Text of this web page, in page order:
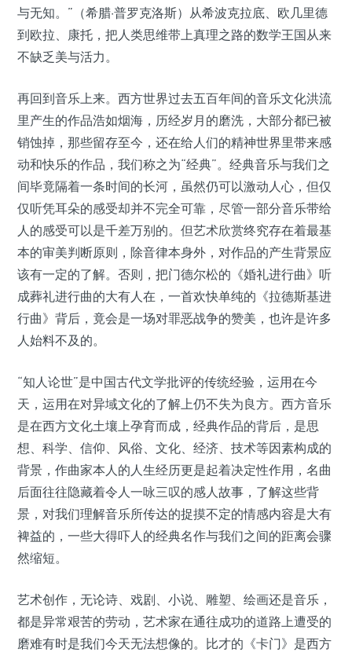
与无知。”（希腊·普罗克洛斯）从希波克拉底、欧几里德
到欧拉、康托，把人类思维带上真理之路的数学王国从来
不缺乏美与活力。
再回到音乐上来。西方世界过去五百年间的音乐文化洪流
里产生的作品浩如烟海，历经岁月的磨洗，大部分都已被
销蚀掉，那些留存至今，还在给人们的精神世界里带来感
动和快乐的作品，我们称之为“经典”。经典音乐与我们之
间毕竟隔着一条时间的长河，虽然仍可以激动人心，但仅
仅听凭耳朵的感受却并不完全可靠，尽管一部分音乐带给
人的感受可以是千差万别的。但艺术欣赏终究存在着最基
本的审美判断原则，除音律本身外，对作品的产生背景应
该有一定的了解。否则，把门德尔松的《婚礼进行曲》听
成葬礼进行曲的大有人在，一首欢快单纯的《拉德斯基进
行曲》背后，竟会是一场对罪恶战争的赞美，也许是许多
人始料不及的。
“知人论世”是中国古代文学批评的传统经验，运用在今
天，运用在对异域文化的了解上仍不失为良方。西方音乐
是在西方文化土壤上孕育而成，经典作品的背后，是思
想、科学、信仰、风俗、文化、经济、技术等因素构成的
背景，作曲家本人的人生经历更是起着决定性作用，名曲
后面往往隐藏着令人一咏三叹的感人故事，了解这些背
景，对我们理解音乐所传达的捉摸不定的情感内容是大有
裨益的，一些大得吓人的经典名作与我们之间的距离会骤
然缩短。
艺术创作，无论诗、戏剧、小说、雕塑、绘画还是音乐，
都是异常艰苦的劳动，艺术家在通往成功的道路上遭受的
磨难有时是我们今天无法想像的。比才的《卡门》是西方